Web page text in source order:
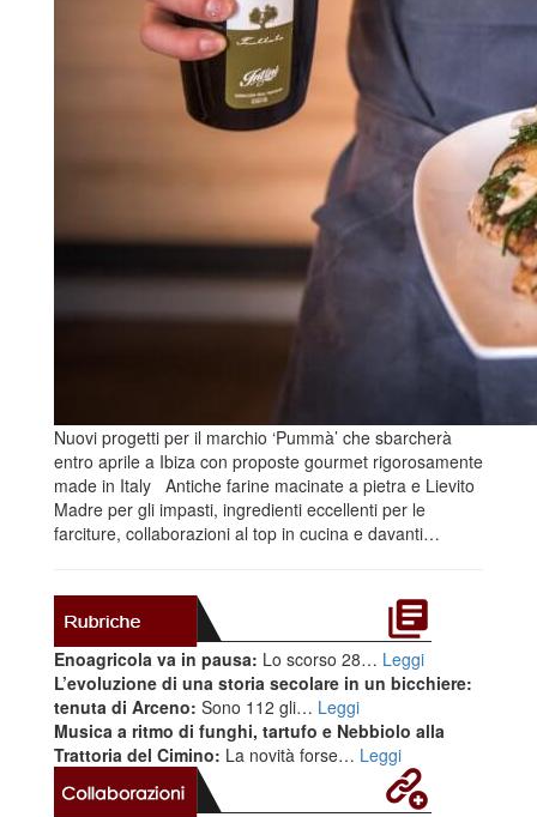
Nuovi progetti per il marchio ‘Pummà’ che sbarcherà
entro aprile a Ibiza con proposte gourmet rigorosamente
made in Italy Antiche farine macinate a pietra e Lievito
Madre per gli impasti, ingredienti eccellenti per le
farciture, collaborazioni al top in cucina e davanti…
Enoagricola va in pausa: Lo scorso 28… Leggi
L’evoluzione di una storia secolare in un bicchiere:
tenuta di Arceno: Sono 112 gli… Leggi
Musica a ritmo di funghi, tartufo e Nebbiolo alla
Trattoria del Cimino: La novità forse… Leggi